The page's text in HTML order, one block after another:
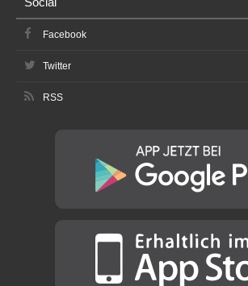
Facebook
Twitter
RSS